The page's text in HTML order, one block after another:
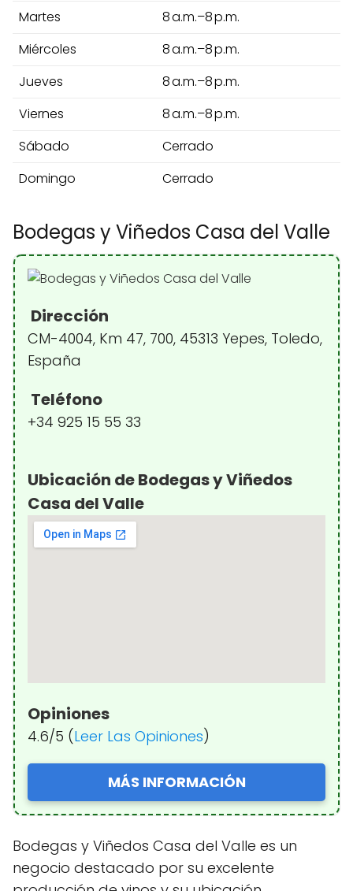
Martes
8 a.m.–8 p.m.
Miércoles
8 a.m.–8 p.m.
Jueves
8 a.m.–8 p.m.
Viernes
8 a.m.–8 p.m.
Sábado
Cerrado
Domingo
Cerrado
Bodegas y Viñedos Casa del Valle
Dirección
CM-4004, Km 47, 700, 45313 Yepes, Toledo,
España
Teléfono
+34 925 15 55 33
Ubicación de Bodegas y Viñedos
Casa del Valle
Opiniones
4.6/5 (Leer Las Opiniones)
MÁS INFORMACIÓN
Bodegas y Viñedos Casa del Valle es un
negocio destacado por su excelente